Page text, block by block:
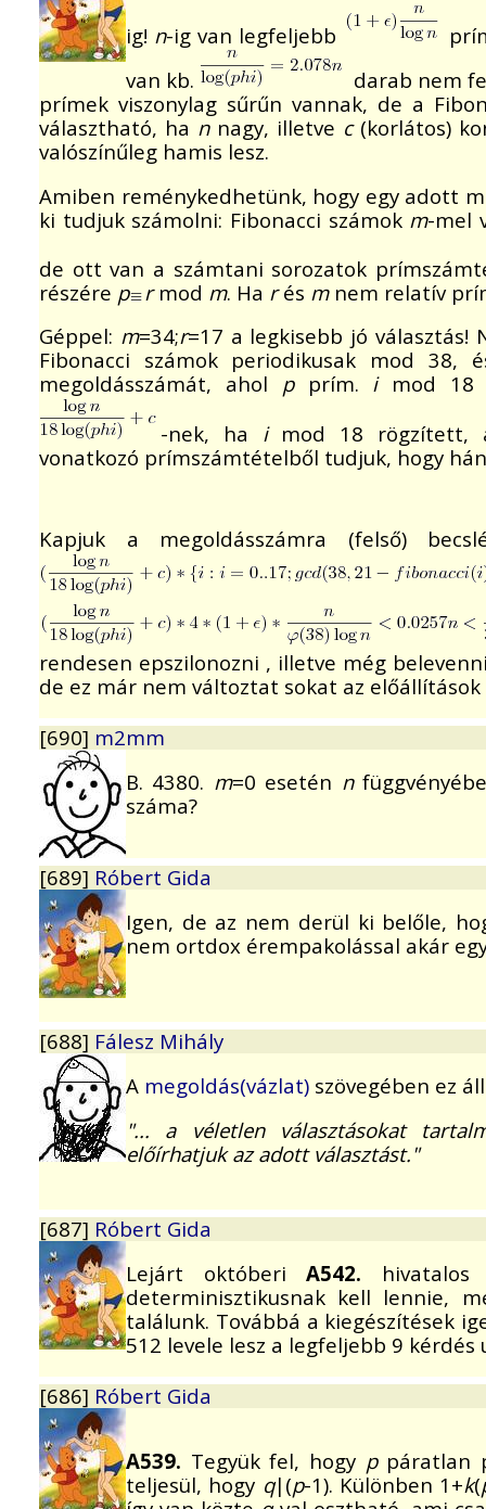
ig! n-ig van legfeljebb
van kb.
darab nem
prímek viszonylag sűrűn vannak, de a
választható, ha nnagy, illetve c(korlátos)
valószínűleg hamis lesz.
Amiben reménykedhetünk, hogy egy adott
ki tudjuk számolni: Fibonacci számok m-mel
de ott van a számtani sorozatok
részére p rmod m. Ha rés mnem relatív
Géppel: m=34;r=17 a legkisebb jó
Fibonacci számok periodikusak mod
megoldásszámát, ahol pprím. imod 18
-nek, ha imod 18 rögzített,
vonatkozó prímszámtételből tudjuk, hogy
Kapjuk a megoldásszámra (felső)
rendesen epszilonozni , illetve még
de ez már nem változtat sokat az előállítások
[690] m2mm
B. 4380. m=0 esetén n
száma?
[689] Róbert Gida
Igen, de az nem derül ki belőle,
nem ortdox érempakolással akár
[688] Fálesz Mihály
A megoldás(vázlat) szövegében ez
"... a véletlen választásokat
előírhatjuk az adott választást."
[687] Róbert Gida
Lejárt októberiA542. hivatalos
determinisztikusnak kell lennie,
találunk. Továbbá a kiegészítések
512 levele lesz a legfeljebb 9 kérdés
[686] Róbert Gida
A539. Tegyük fel, hogy ppáratlan
teljesül, hogy q|(p-1). Különben 1+k(